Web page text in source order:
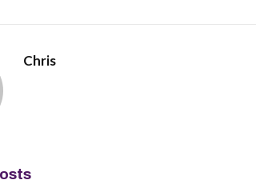
Chris